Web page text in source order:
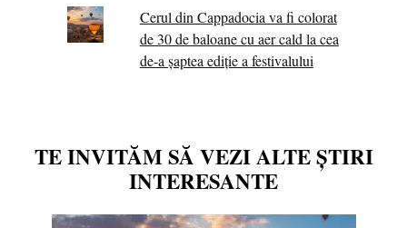
Cerul din Cappadocia va fi colorat
de 30 de baloane cu aer cald la cea
de-a șaptea ediție a festivalului
TE INVITĂM SĂ VEZI ALTE ȘTIRI
INTERESANTE